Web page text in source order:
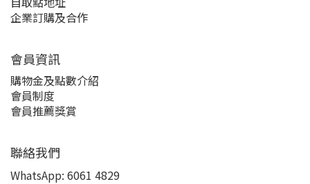
企業訂購及合作
會員資訊
購物金及點數介紹
會員制度
會員推薦獎賞
聯絡我們
WhatsApp: 6061 4829